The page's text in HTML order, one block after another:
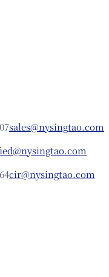
sales@nysingtao.com
cir@nysingtao.com